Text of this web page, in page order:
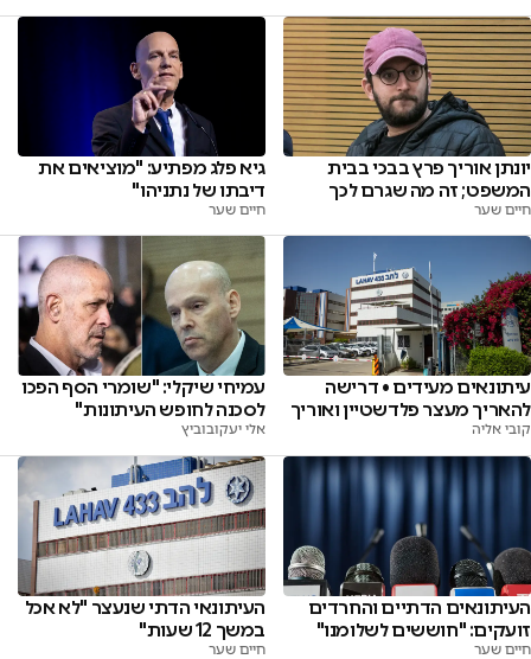
יונתן אוריך פרץ בבכי בבית
המשפט; זה מה שגרם לכך
חיים שער
גיא פלג מפתיע: "מוציאים את
דיבתו של נתניהו"
חיים שער
עיתונאים מעידים • דרישה
להאריך מעצר פלדשטיין ואוריך
קובי אליה
עמיחי שיקלי: "שומרי הסף הפכו
לסכנה לחופש העיתונות"
אלי יעקובוביץ
העיתונאים הדתיים והחרדים
זועקים: "חוששים לשלומנו"
חיים שער
העיתונאי הדתי שנעצר "לא אכל
במשך 12 שעות"
חיים שער